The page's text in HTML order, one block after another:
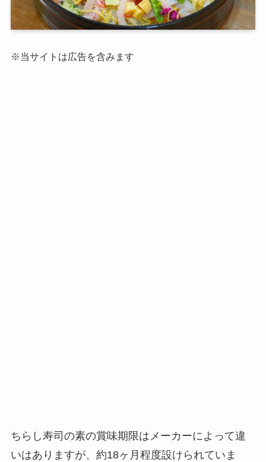
※当サイトは広告を含みます
ちらし寿司の素の賞味期限はメーカーによって違
いはありますが、約18ヶ月程度設けられていま